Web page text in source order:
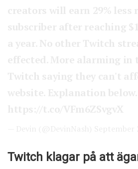
Twitch klagar på att